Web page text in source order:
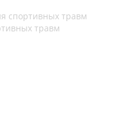
спортивных травм
травм